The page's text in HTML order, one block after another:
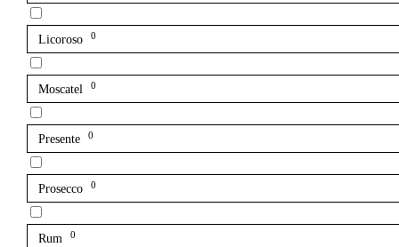
Licoroso 0
Moscatel 0
Presente 0
Prosecco 0
Rum 0